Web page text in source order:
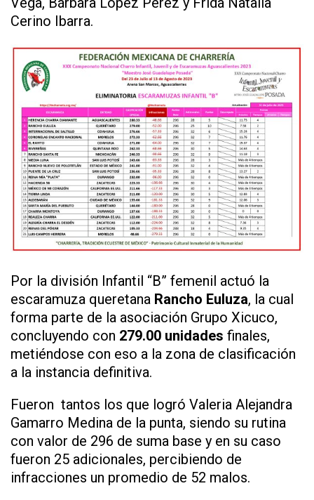
Cerino Ibarra.
Por la división Infantil “B” femenil actuó la
escaramuza queretana Rancho Euluza, la cual
forma parte de la asociación Grupo Xicuco,
concluyendo con 279.00 unidades finales,
metiéndose con eso a la zona de clasificación
a la instancia definitiva.
Fueron tantos los que logró Valeria Alejandra
Gamarro Medina de la punta, siendo su rutina
con valor de 296 de suma base y en su caso
fueron 25 adicionales, percibiendo de
infracciones un promedio de 52 malos.